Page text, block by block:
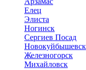
Елец
Элиста
Ногинск
Сергиев Посад
Новокуйбышевск
Железногорск
Михайловск